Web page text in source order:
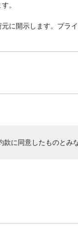
。
に開示します。プラ
に同意したものとみ